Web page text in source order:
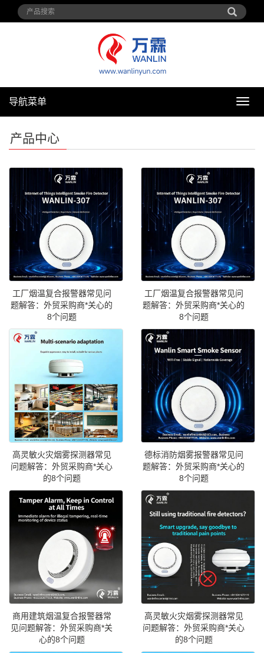
导
导航菜单
产品中心
工厂烟温复合报警器常见问
题解答：外贸采购商*关心的
8个问题
工厂烟温复合报警器常见问
题解答：外贸采购商*关心的
8个问题
高灵敏火灾烟雾探测器常见
问题解答：外贸采购商*关心
的8个问题
德标消防烟雾报警器常见问
题解答：外贸采购商*关心的
8个问题
商用建筑烟温复合报警器常
见问题解答：外贸采购商*关
心的8个问题
高灵敏火灾烟雾探测器常见
问题解答：外贸采购商*关心
的8个问题